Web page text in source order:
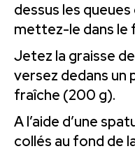
dessus les queues
mettez-le dans le
Jetez la graisse
versez dedans un
fraîche (200 g).
A l’aide d’une
collés au fond de